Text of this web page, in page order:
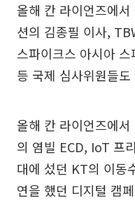
올해 칸 라이언즈에
션의 김종필 이사,
스파이크스 아시아
등 국제 심사위원들
올해 칸 라이언즈에
의 염빌 ECD, IoT 프
대에 섰던 KT의 이동
연을 했던 디지털 캠